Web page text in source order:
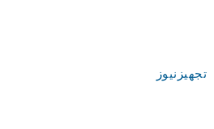
تجهیزنیوز